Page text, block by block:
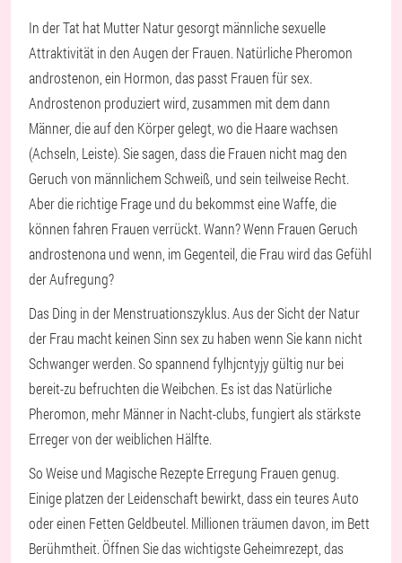
In der Tat hat Mutter Natur gesorgt männliche sexuelle
Attraktivität in den Augen der Frauen. Natürliche Pheromon
androstenon, ein Hormon, das passt Frauen für sex.
Androstenon produziert wird, zusammen mit dem dann
Männer, die auf den Körper gelegt, wo die Haare wachsen
(Achseln, Leiste). Sie sagen, dass die Frauen nicht mag den
Geruch von männlichem Schweiß, und sein teilweise Recht.
Aber die richtige Frage und du bekommst eine Waffe, die
können fahren Frauen verrückt. Wann? Wenn Frauen Geruch
androstenona und wenn, im Gegenteil, die Frau wird das Gefühl
der Aufregung?
Das Ding in der Menstruationszyklus. Aus der Sicht der Natur
der Frau macht keinen Sinn sex zu haben wenn Sie kann nicht
Schwanger werden. So spannend fylhjcntyjy gültig nur bei
bereit-zu befruchten die Weibchen. Es ist das Natürliche
Pheromon, mehr Männer in Nacht-clubs, fungiert als stärkste
Erreger von der weiblichen Hälfte.
So Weise und Magische Rezepte Erregung Frauen genug.
Einige platzen der Leidenschaft bewirkt, dass ein teures Auto
oder einen Fetten Geldbeutel. Millionen träumen davon, im Bett
Berühmtheit. Öffnen Sie das wichtigste Geheimrezept, das